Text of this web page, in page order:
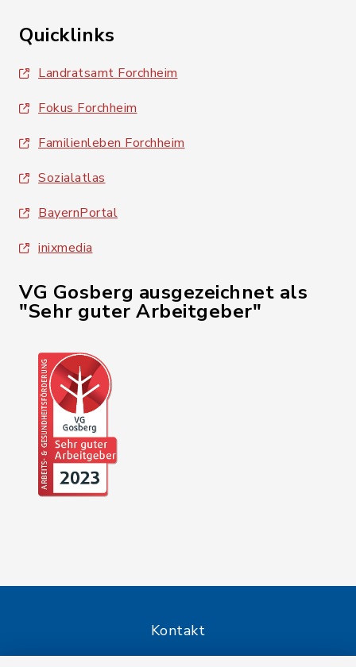
Quicklinks
Landratsamt Forchheim
Fokus Forchheim
Familienleben Forchheim
Sozialatlas
BayernPortal
inixmedia
VG Gosberg ausgezeichnet als
"Sehr guter Arbeitgeber"
Kontakt